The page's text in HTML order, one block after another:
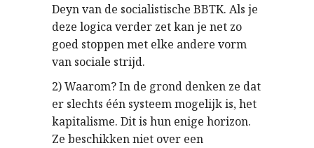
Deyn van de socialistische BBTK. Als je
deze logica verder zet kan je net zo
goed stoppen met elke andere vorm
van sociale strijd.
2) Waarom? In de grond denken ze dat
er slechts één systeem mogelijk is, het
kapitalisme. Dit is hun enige horizon.
Ze beschikken niet over een